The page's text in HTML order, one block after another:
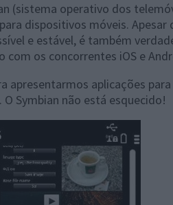
(sistema operativo dos
dispositivos móveis. Apesar
e estável, é também
com os concorrentes iOS e
apresentarmos aplicações
Symbian não está esquecido!